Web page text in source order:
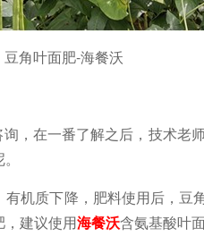
豆角叶面肥-海餐沃
，在一番了解之后，技术老
机质下降，肥料使用后，
建议使用海餐沃含氨基酸叶